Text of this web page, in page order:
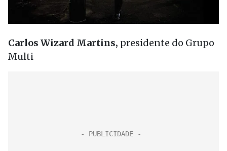
Carlos Wizard Martins, presidente do Grupo
Multi